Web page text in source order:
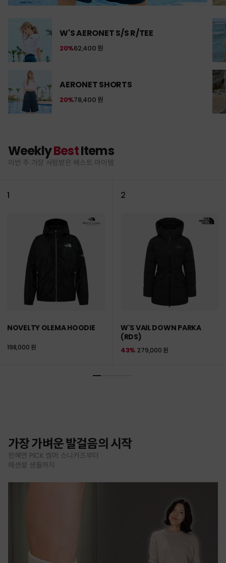
W'S AERONET S/S R/TEE
62,400 원
20%
AERONET SHORTS
78,400 원
20%
WeeklyBestItems
이번 주 가장 사랑받은 베스트 아이템
1
NOVELTY OLEMA HOODIE
198,000 원
2
W'S VAIL DOWN PARKA
(RDS)
279,000 원
43%
가장 가벼운 발걸음의 시작
한혜연 PICK 썸머 스니커즈부터
에센셜 샌들까지